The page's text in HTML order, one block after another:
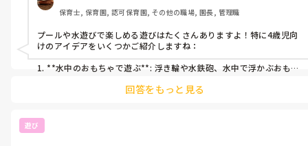
保育士, 保育園, 認可保育園, その他の職場, 園長, 管理職
プールや水遊びで楽しめる遊びはたくさんありますよ！特に4歳児向
けのアイデアをいくつかご紹介しますね：
1. **水中のおもちゃで遊ぶ**: 浮き輪や水鉄砲、水中で浮かぶおもち
めたり、水面に浮かべたりして、子どもたちで取り合ったり、追いか
2. **水の流れを使った遊び**: プールの端から水を流し込むと、水流
を利用しておもちゃや葉っぱを流したり、手で水流を操作したりす
回答をもっと見る
遊び